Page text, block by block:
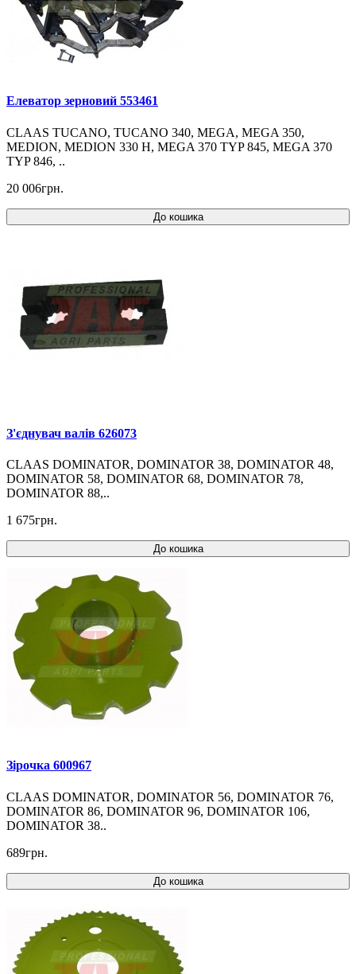
Елеватор зерновий 553461
CLAAS TUCANO, TUCANO 340, MEGA, MEGA 350,
MEDION, MEDION 330 H, MEGA 370 TYP 845, MEGA 370
TYP 846, ..
20 006грн.
До кошика
З'єднувач валів 626073
CLAAS DOMINATOR, DOMINATOR 38, DOMINATOR 48,
DOMINATOR 58, DOMINATOR 68, DOMINATOR 78,
DOMINATOR 88,..
1 675грн.
До кошика
Зірочка 600967
CLAAS DOMINATOR, DOMINATOR 56, DOMINATOR 76,
DOMINATOR 86, DOMINATOR 96, DOMINATOR 106,
DOMINATOR 38..
689грн.
До кошика